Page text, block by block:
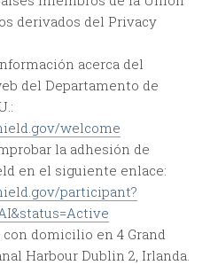
derivados del Privacy
acerca del
del Departamento de
welcome
la adhesión de
en el siguiente enlace:
participant?
domicilio en 4 Grand
Harbour Dublin 2, Irlanda.